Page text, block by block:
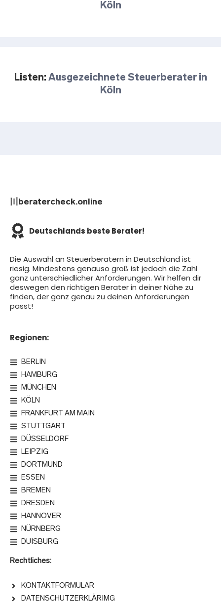
Köln
Listen: Ausgezeichnete Steuerberater in
Köln
〣beratercheck.online
Deutschlands beste Berater!
Die Auswahl an Steuerberatern in Deutschland ist
riesig. Mindestens genauso groß ist jedoch die Zahl
ganz unterschiedlicher Anforderungen. Wir helfen dir
deswegen den richtigen Berater in deiner Nähe zu
finden, der ganz genau zu deinen Anforderungen
passt!
Regionen:
BERLIN
HAMBURG
MÜNCHEN
KÖLN
FRANKFURT AM MAIN
STUTTGART
DÜSSELDORF
LEIPZIG
DORTMUND
ESSEN
BREMEN
DRESDEN
HANNOVER
NÜRNBERG
DUISBURG
Rechtliches:
KONTAKTFORMULAR
DATENSCHUTZERKLÄRIMG